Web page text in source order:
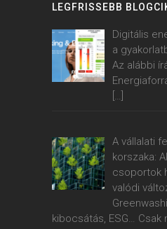
LEGFRISSEBB
Digitális
a
Az alábbi
A vállalati
korszaka:
csoportok
valódi
kibocsátás, ESG… Csak